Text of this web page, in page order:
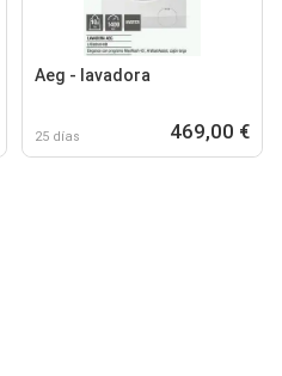
Aeg - lavadora
25 días 469,00 €